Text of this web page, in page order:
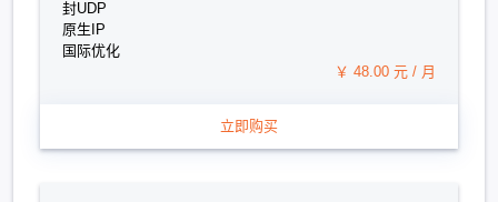
封UDP
原生IP
国际优化
￥ 48.00 元 / 月
立即购买